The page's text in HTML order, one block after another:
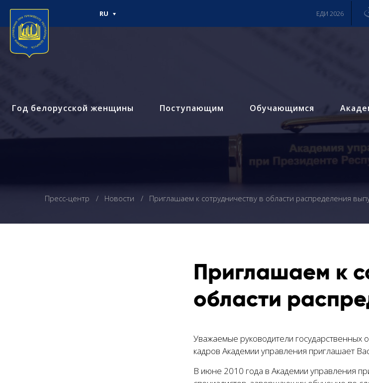
Год белорусской женщины Поступающим Обучающимся
RU ЕДИ 2026
Пресс-центр Новости Приглашаем к сотрудничеству в области распределения
Приглашаем к
области
Уважаемые руководители государственных
кадров Академии управления приглашает
В июне 2010 года в Академии управления